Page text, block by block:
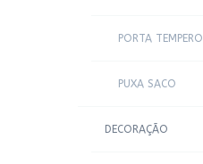
PORTA TEMPERO
PUXA SACO
DECORAÇÃO